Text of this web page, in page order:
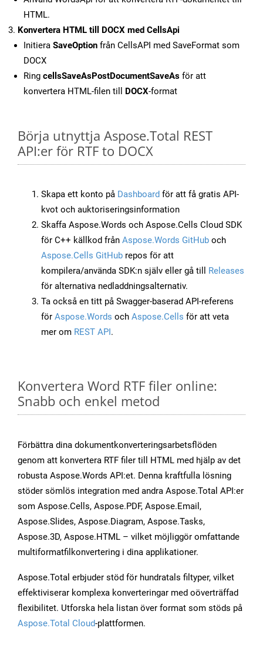
HTML.
Konvertera HTML till DOCX med CellsApi
Initiera SaveOption från CellsAPI med SaveFormat som
DOCX
Ring cellsSaveAsPostDocumentSaveAs för att
konvertera HTML-filen till DOCX-format
Börja utnyttja Aspose.Total REST
API:er för RTF to DOCX
Skapa ett konto på Dashboard för att få gratis API-
kvot och auktoriseringsinformation
Skaffa Aspose.Words och Aspose.Cells Cloud SDK
för C++ källkod från Aspose.Words GitHub och
Aspose.Cells GitHub repos för att
kompilera/använda SDK:n själv eller gå till Releases
för alternativa nedladdningsalternativ.
Ta också en titt på Swagger-baserad API-referens
för Aspose.Words och Aspose.Cells för att veta
mer om REST API.
Konvertera Word RTF filer online:
Snabb och enkel metod
Förbättra dina dokumentkonverteringsarbetsflöden
genom att konvertera RTF filer till HTML med hjälp av det
robusta Aspose.Words API:et. Denna kraftfulla lösning
stöder sömlös integration med andra Aspose.Total API:er
som Aspose.Cells, Aspose.PDF, Aspose.Email,
Aspose.Slides, Aspose.Diagram, Aspose.Tasks,
Aspose.3D, Aspose.HTML – vilket möjliggör omfattande
multiformatfilkonvertering i dina applikationer.
Aspose.Total erbjuder stöd för hundratals filtyper, vilket
effektiviserar komplexa konverteringar med oöverträffad
flexibilitet. Utforska hela listan över format som stöds på
Aspose.Total Cloud-plattformen.